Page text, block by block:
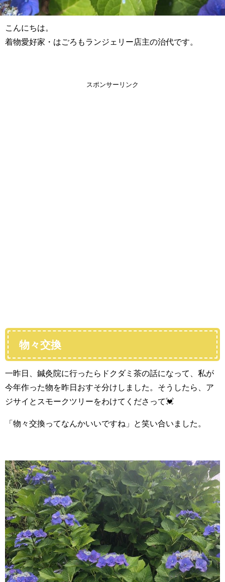
こんにちは。
着物愛好家・はごろもランジェリー店主の治代です。
スポンサーリンク
物々交換
一昨日、鍼灸院に行ったらドクダミ茶の話になって、私が
今年作った物を昨日おすそ分けしました。そうしたら、ア
ジサイとスモークツリーをわけてくださって💓
「物々交換ってなんかいいですね」と笑い合いました。